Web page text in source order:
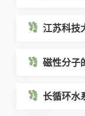
江苏科
磁性分子
长循环水